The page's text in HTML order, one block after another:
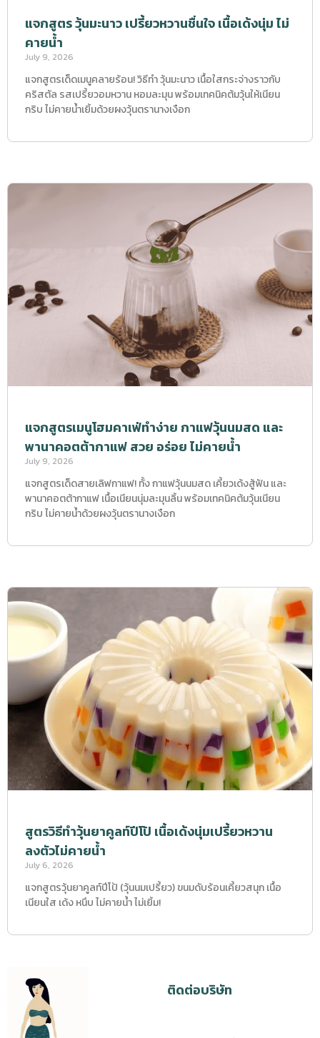
แจกสูตร วุ้นมะนาว เปรี้ยวหวานชื่นใจ เนื้อเด้งนุ่ม ไม่
คายน้ำ
July 9, 2026
แจกสูตรเด็ดเมนูคลายร้อน! วิธีทำ วุ้นมะนาว เนื้อใสกระจ่างราวกับ
คริสตัล รสเปรี้ยวอมหวาน หอมละมุน พร้อมเทคนิคต้มวุ้นให้เนียน
กริบ ไม่คายน้ำเยิ้มด้วยผงวุ้นตรานางเงือก
แจกสูตรเมนูโฮมคาเฟ่ทำง่าย กาแฟวุ้นนมสด และ
พานาคอตต้ากาแฟ สวย อร่อย ไม่คายน้ำ
July 9, 2026
แจกสูตรเด็ดสายเลิฟกาแฟ! ทั้ง กาแฟวุ้นนมสด เคี้ยวเด้งสู้ฟัน และ
พานาคอตต้ากาแฟ เนื้อเนียนนุ่มละมุนลิ้น พร้อมเทคนิคต้มวุ้นเนียน
กริบ ไม่คายน้ำด้วยผงวุ้นตรานางเงือก
สูตรวิธีทำวุ้นยาคูลท์ปีโป้ เนื้อเด้งนุ่มเปรี้ยวหวาน
ลงตัวไม่คายน้ำ
July 6, 2026
แจกสูตรวุ้นยาคูลท์ปีโป้ (วุ้นนมเปรี้ยว) ขนมดับร้อนเคี้ยวสนุก เนื้อ
เนียนใส เด้ง หนึบ ไม่คายน้ำ ไม่เยิ้ม!
ติดต่อบริษัท